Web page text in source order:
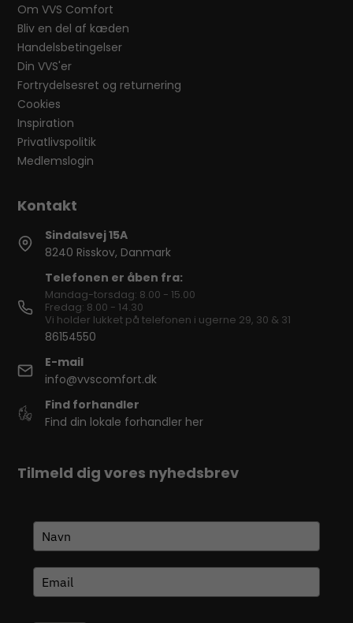
Om VVS Comfort
Bliv en del af kæden
Handelsbetingelser
Din VVS'er
Fortrydelsesret og returnering
Cookies
Inspiration
Privatlivspolitik
Medlemslogin
Sindalsvej 15A
8240 Risskov, Danmark
Telefonen er åben fra:
Mandag-torsdag: 8.00 - 15.00
Fredag: 8.00 - 14.30
Vi holder lukket på telefonen i ugerne 29, 30 & 31
86154550
E-mail
info@vvscomfort.dk
Find forhandler
Find din lokale forhandler her
Tilmeld dig vores nyhedsbrev